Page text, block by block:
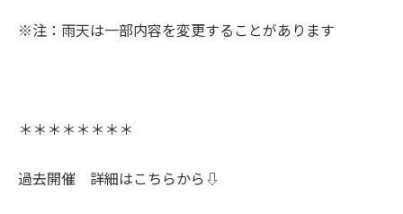
※注：雨天は一部内容を変更することがあります
＊＊＊＊＊＊＊＊
過去開催 詳細はこちらから⇩